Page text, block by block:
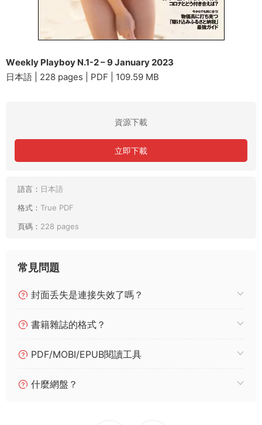
Wеekly Plаyboy N.1-2 – 9 January 2023
日本語 | 228 pages | PDF | 109.59 MB
資源下載
立即下載
語言： 日本語
格式： True PDF
頁碼： 228 pages
常見問題
封面丢失是連接失效了嗎？
書籍雜誌的格式？
PDF/MOBI/EPUB閱讀工具
什麼網盤？